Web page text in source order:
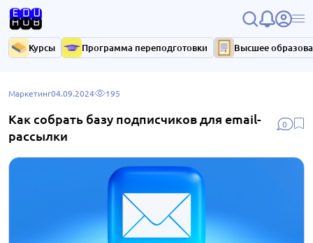
Курсы Программа переподготовки Высшее
0
Маркетинг04.09.2024 195
Как собрать базу подписчиков для email-
рассылки